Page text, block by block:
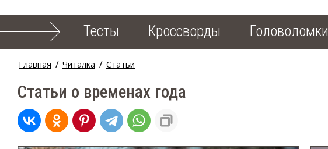
Тесты Кроссворды Головоломки
Главная / Читалка / Статьи
Статьи о временах года